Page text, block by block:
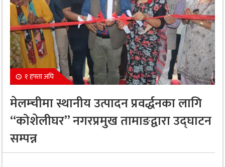
१ हफ्ता अघि
मेलम्चीमा स्थानीय उत्पादन प्रवर्द्धनका लागि
“कोशेलीघर” नगरप्रमुख तामाङद्वारा उद्घाटन
सम्पन्न